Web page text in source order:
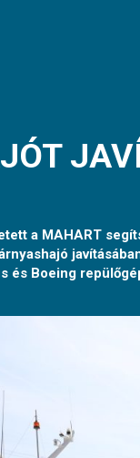
a MAHART
és Boeing